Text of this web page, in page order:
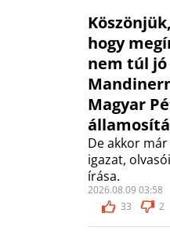
hogy
nem túl jó
Magyar
De akkor
igazat,
írása.
2026.08.09 03:58
33
2